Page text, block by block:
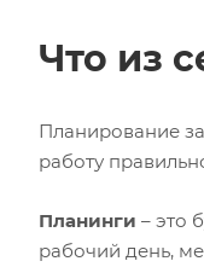
Что из
Планирование
работу
Планинги – это
рабочий день,